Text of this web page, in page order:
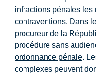
infractions pénales les
contraventions. Dans
procureur de la
procédure sans
ordonnance pénale.
complexes peuvent